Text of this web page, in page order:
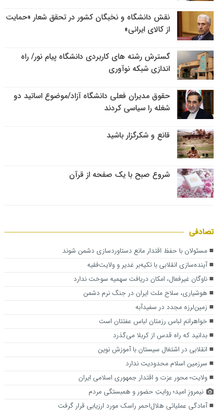
نقش دانشگاه و نخبگان کشور در تحقق شعار «حمایت
از کالای ایرانی»
گسترش رشته های کاربردی دانشگاه پیام نور/ راه
اندازی شبکه نوآوری
حقوق مدیران فعلی دانشگاه آزاد/موضوع اساتید دو
شغله را سیاسی کردند
قانع و شکرگزار باشید
شروع صبح با یک صفحه از قرآن
تصادفی
مسئولان با حفظ اقتدار مانع دستاوردسازی دشمن شوند
آینده‌سازی انقلابی با تکیه‌بر غدیر و ولایت‌فقیه
ناوگان غیرفعال، امکان دریافت سهمیه سوخت ندارد
هوشیاری، سلاح ملت ایران در جنگ نرم دشمن
زمین‌لرزه مجدد در سفیدآبه
خواهرانم لباس رزمتان لباس عفتتان است
بدانید که راه قدس از کربلا می‌گذرد
انقلابی در اشتغال سیستان با آموزش نوین
سرزمین اسلام محدودیت ندارد
ولایت؛ محور عزت و اقتدار جمهوری اسلامی ایران
نیمروزِ امید؛ روایتِ حضور و همبستگی مردم
آمادگی عملیاتی هلال‌احمر راسک مورد ارزیابی قرار گرفت